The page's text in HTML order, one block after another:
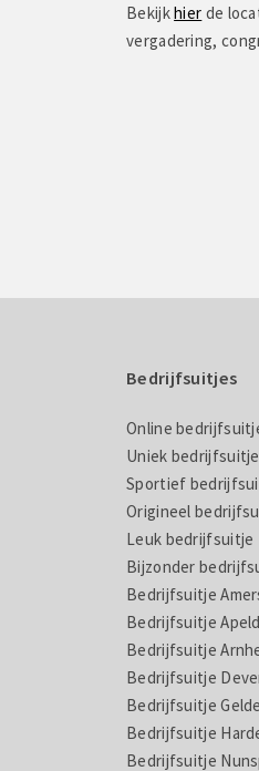
Bekijkhier de
vergadering,
Bedrijfsuitjes
Online
Uniek bedrijfsuitje
Sportief
Origineel
Leuk bedrijfsuitje
Bijzonder
Bedrijfsuitje
Bedrijfsuitje
Bedrijfsuitje
Bedrijfsuitje
Bedrijfsuitje
Bedrijfsuitje
Bedrijfsuitje